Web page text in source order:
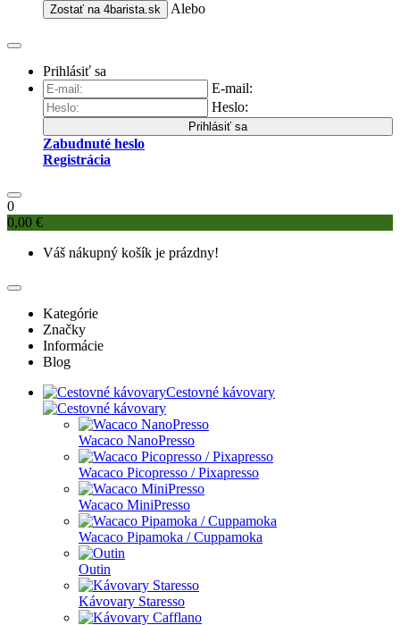
Zostať na 4barista.sk Alebo
Prihlásiť sa
E-mail:
Heslo:
Prihlásiť sa
Zabudnuté heslo
Registrácia
0
0,00 €
Váš nákupný košík je prázdny!
Kategórie
Značky
Informácie
Blog
Cestovné kávovary
Wacaco NanoPresso
Wacaco Picopresso / Pixapresso
Wacaco MiniPresso
Wacaco Pipamoka / Cuppamoka
Outin
Kávovary Staresso